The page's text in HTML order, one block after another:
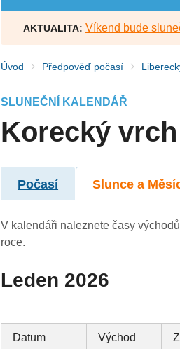
AKTUALITA: Víkend bude
Úvod Předpověď počasí
SLUNEČNÍ KALENDÁŘ
Korecký vrch
Počasí Slunce a
V kalendáři naleznete časy
roce.
Leden 2026
Datum Východ